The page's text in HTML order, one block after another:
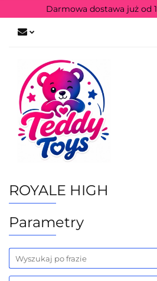
Darmowa dostawa już od
ROYALE HIGH
Parametry